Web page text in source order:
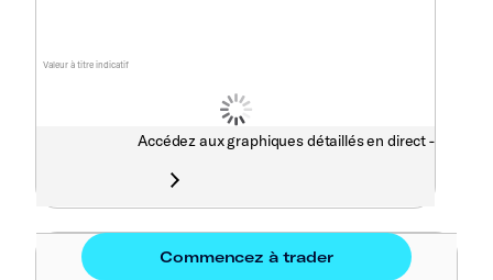
Valeur à titre indicatif
Accédez aux graphiques détaillés en direct -